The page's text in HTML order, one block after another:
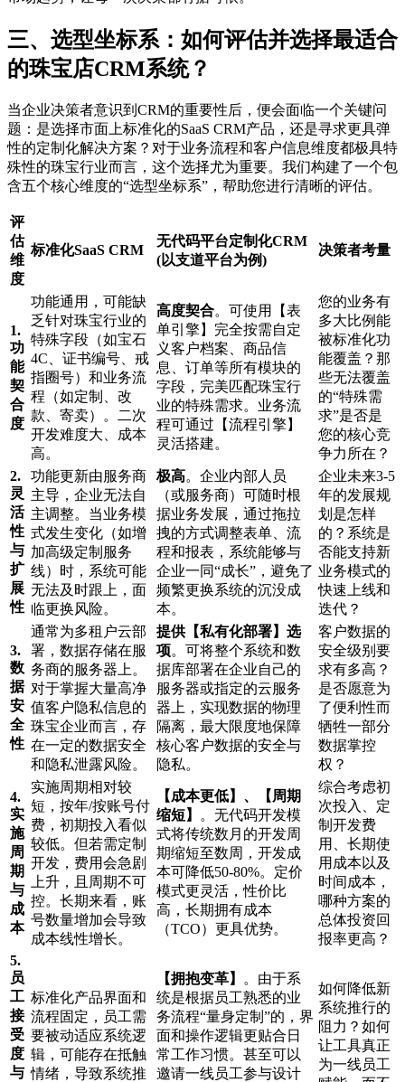
三、选型坐标系：如何评估并选择最适合
的珠宝店CRM系统？
当企业决策者意识到CRM的重要性后，便会面临一个关键问
题：是选择市面上标准化的SaaS CRM产品，还是寻求更具弹
性的定制化解决方案？对于业务流程和客户信息维度都极具特
殊性的珠宝行业而言，这个选择尤为重要。我们构建了一个包
含五个核心维度的“选型坐标系”，帮助您进行清晰的评估。
评
估
维
度
标准化SaaS CRM
无代码平台定制化CRM
(以支道平台为例)
决策者考量
1.
功
能
契
合
度
功能通用，可能缺
乏针对珠宝行业的
特殊字段（如宝石
4C、证书编号、戒
指圈号）和业务流
程（如定制、改
款、寄卖）。二次
开发难度大、成本
高。
高度契合。可使用【表
单引擎】完全按需自定
义客户档案、商品信
息、订单等所有模块的
字段，完美匹配珠宝行
业的特殊需求。业务流
程可通过【流程引擎】
灵活搭建。
您的业务有
多大比例能
被标准化功
能覆盖？那
些无法覆盖
的“特殊需
求”是否是
您的核心竞
争力所在？
2.
灵
活
性
与
扩
展
性
功能更新由服务商
主导，企业无法自
主调整。当业务模
式发生变化（如增
加高级定制服务
线）时，系统可能
无法及时跟上，面
临更换风险。
极高。企业内部人员
（或服务商）可随时根
据业务发展，通过拖拉
拽的方式调整表单、流
程和报表，系统能够与
企业一同“成长”，避免了
频繁更换系统的沉没成
本。
企业未来3-5
年的发展规
划是怎样
的？系统是
否能支持新
业务模式的
快速上线和
迭代？
3.
数
据
安
全
性
通常为多租户云部
署，数据存储在服
务商的服务器上。
对于掌握大量高净
值客户隐私信息的
珠宝企业而言，存
在一定的数据安全
和隐私泄露风险。
提供【私有化部署】选
项。可将整个系统和数
据库部署在企业自己的
服务器或指定的云服务
器上，实现数据的物理
隔离，最大限度地保障
核心客户数据的安全与
隐私。
客户数据的
安全级别要
求有多高？
是否愿意为
了便利性而
牺牲一部分
数据掌控
权？
4.
实
施
周
期
与
成
本
实施周期相对较
短，按年/按账号付
费，初期投入看似
较低。但若需定制
开发，费用会急剧
上升，且周期不可
控。长期来看，账
号数量增加会导致
成本线性增长。
【成本更低】、【周期
缩短】
。无代码开发模
式将传统数月的开发周
期缩短至数周，开发成
本可降低50-80%。定价
模式更灵活，性价比
高，长期拥有成本
（TCO）更具优势。
综合考虑初
次投入、定
制开发费
用、长期使
用成本以及
时间成本，
哪种方案的
总体投资回
报率更高？
5.
员
工
接
受
度
与
标准化产品界面和
流程固定，员工需
要被动适应系统逻
辑，可能存在抵触
情绪，导致系统推
【拥抱变革】
。由于系
统是根据员工熟悉的业
务流程“量身定制”的，界
面和操作逻辑更贴合日
常工作习惯。甚至可以
邀请一线员工参与设计
如何降低新
系统推行的
阻力？如何
让工具真正
为一线员工